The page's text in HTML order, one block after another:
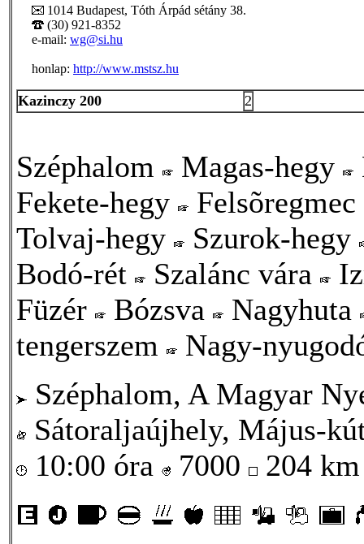
1014 Budapest, Tóth Árpád sétány 38.
(30) 921-8352
e-mail: wg@si.hu
honlap: http://www.mstsz.hu
Kazinczy 200 2
Széphalom Magas-hegy
Fekete-hegy
Felsõregmec
Tolvaj-hegy
Szurok-hegy
Bodó-rét
Szalánc vára
Füzér
Bózsva
Nagyhuta
tengerszem
Nagy-
Széphalom, A Magyar
Sátoraljaújhely, Május-
10:00 óra
7000 204